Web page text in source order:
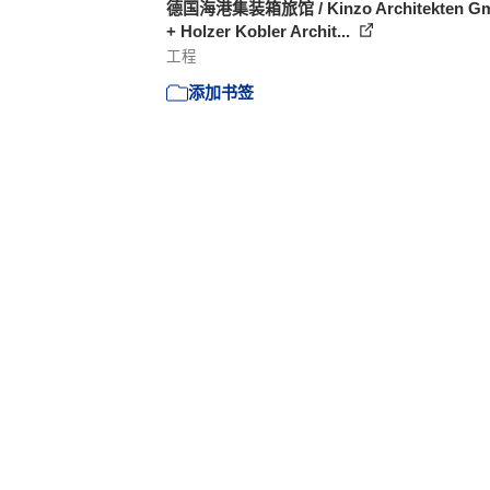
德国海港集装箱旅馆 / Kinzo Architekten
+ Holzer Kobler Archit...
工程
添加书签